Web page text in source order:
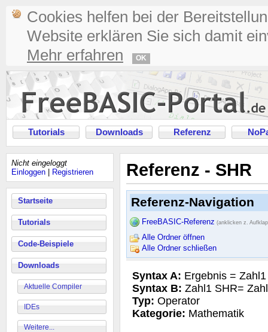
Cookies helfen bei der
Website erklären Sie sich damit
Mehr erfahren
OK
Tutorials Downloads Referenz
Nicht eingeloggt
Einloggen
Registrieren
Startseite
Tutorials
Code-Beispiele
Downloads
Aktuelle Compiler
IDEs
Weitere...
Referenz - SHR
Referenz-Navigation
FreeBASIC-Referenz (anklicken z.
Alle Ordner öffnen
Alle Ordner schließen
Syntax A: Ergebnis =
Syntax B: Zahl1 SHR=
Typ: Operator
Kategorie: Mathematik